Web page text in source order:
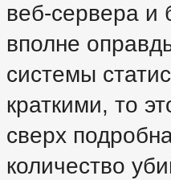
веб-сервера и
вполне
системы
краткими, то
сверх
количество